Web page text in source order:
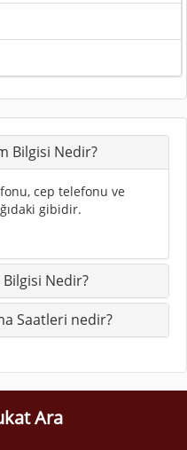
Bilgisi Nedir?
cep telefonu ve
gibidir.
Nedir?
Saatleri nedir?
Ara